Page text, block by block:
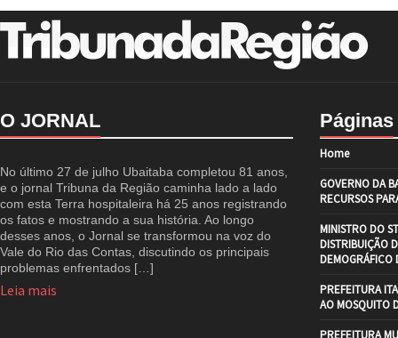
O JORNAL
No último 27 de julho Ubaitaba completou 81 anos,
e o jornal Tribuna da Região caminha lado a lado
com esta Terra hospitaleira há 25 anos registrando
os fatos e mostrando a sua história. Ao longo
desses anos, o Jornal se transformou na voz do
Vale do Rio das Contas, discutindo os principais
problemas enfrentados […]
Leia mais
Páginas
Home
GOVERNO DA
RECURSOS
MINISTRO DO
DISTRIBUIÇÃO
DEMOGRÁFICO
PREFEITURA
AO MOSQUITO
PREFEITURA